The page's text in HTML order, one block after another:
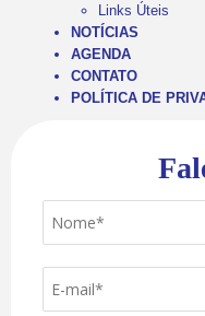
Links Úteis
NOTÍCIAS
AGENDA
CONTATO
POLÍTICA DE